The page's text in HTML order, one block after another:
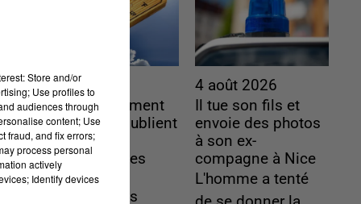
4 août 2026
Le gouvernement
et l’Ademe publient
une carte
interactive des
lieux...
Les habitants
4 août 2026
Il tue son fils et
envoie des photos
à son ex-
compagne à Nice
L'homme a tenté
Store and/or
Use profiles to
audiences through
content; Use
fraud, and fix errors;
process personal
actively
Identify devices